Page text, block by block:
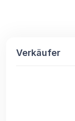
Verkäufer